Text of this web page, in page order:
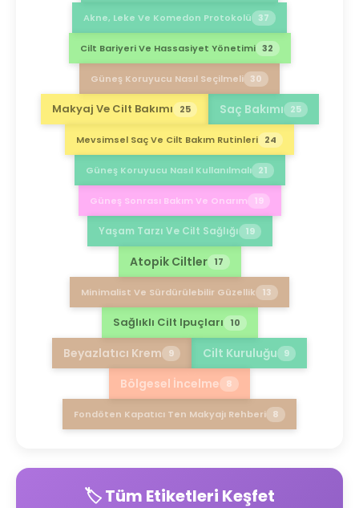
Akne, Leke Ve Komedon Protokolü 37
Cilt Bariyeri Ve Hassasiyet Yönetimi 32
Güneş Koruyucu Nasıl Seçilmeli 30
Makyaj Ve Cilt Bakımı 25 Saç Bakımı 25
Mevsimsel Saç Ve Cilt Bakım Rutinleri 24
Güneş Koruyucu Nasıl Kullanılmalı 21
Güneş Sonrası Bakım Ve Onarım 19
Yaşam Tarzı Ve Cilt Sağlığı 19
Atopik Ciltler 17
Minimalist Ve Sürdürülebilir Güzellik 13
Sağlıklı Cilt Ipuçları 10
Beyazlatıcı Krem 9 Cilt Kuruluğu 9
Bölgesel İncelme 8
Fondöten Kapatıcı Ten Makyajı Rehberi 8
🏷️ Tüm Etiketleri Keşfet